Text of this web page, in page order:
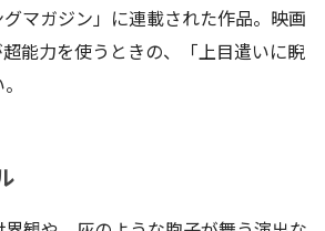
マガジン」に連載された作品。映画
能力を使うときの、「上目遣いに睨